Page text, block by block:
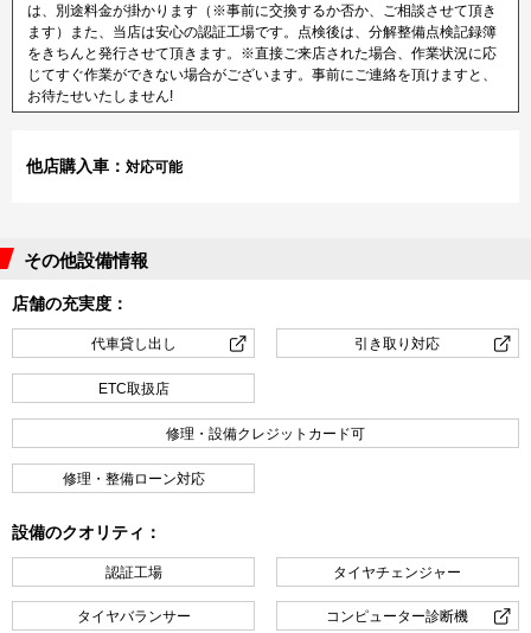
は、別途料金が掛かります（※事前に交換するか否か、ご相談させて頂き
ます）また、当店は安心の認証工場です。点検後は、分解整備点検記録簿
をきちんと発行させて頂きます。※直接ご来店された場合、作業状況に応
じてすぐ作業ができない場合がございます。事前にご連絡を頂けますと、
お待たせいたしません!
他店購入車： 対応可能
その他設備情報
店舗の充実度：
代車貸し出し 引き取り対応
ETC取扱店
修理・設備クレジットカード可
修理・整備ローン対応
設備のクオリティ：
認証工場 タイヤチェンジャー
タイヤバランサー コンピューター診断機